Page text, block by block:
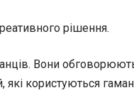
рішення.
Вони
користуються